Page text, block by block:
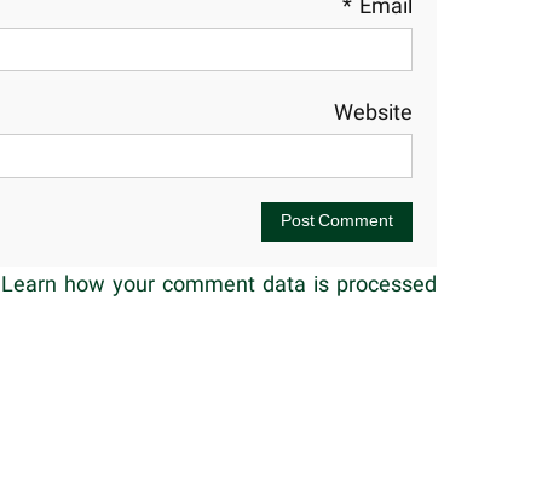
Email
*
Website
Learn how your comment data is processed.